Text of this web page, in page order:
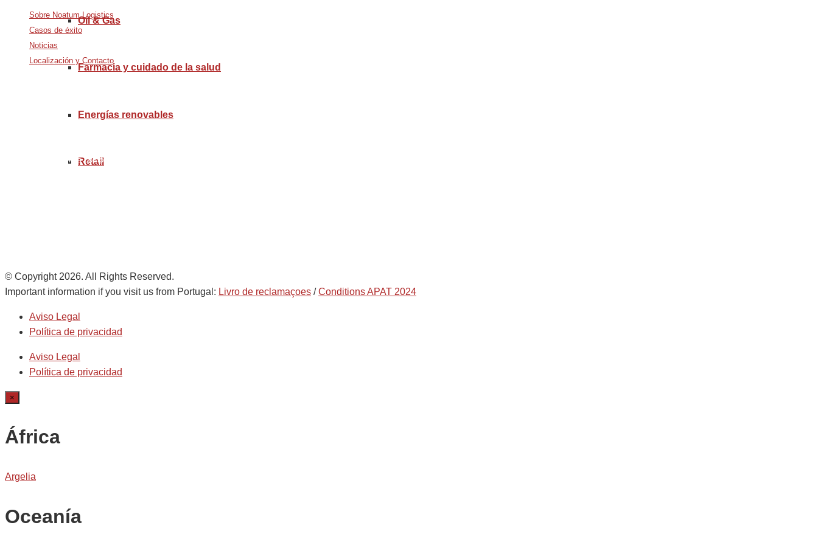
Oil & Gas
Farmacia y cuidado de la salud
Energías renovables
Retail
Sobre Noatum Logistics
Casos de éxito
Noticias
Localización y Contacto
28821 Coslada, Madrid, Spain
Noatum Logistics is a company
© Copyright 2026. All Rights Reserved.
Important information if you visit us from Portugal: Livro de reclamaçoes /Conditions APAT 2024
Aviso Legal
Política de privacidad
Aviso Legal
Política de privacidad
×
África
Argelia
Oceanía